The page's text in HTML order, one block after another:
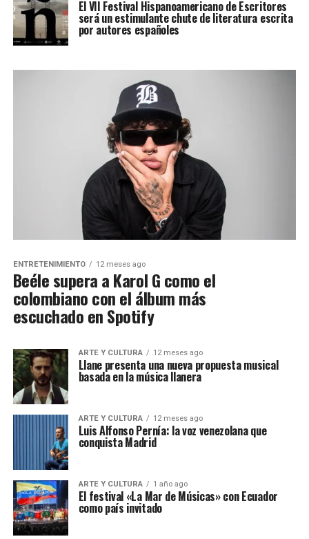
El VII Festival Hispanoamericano de Escritores
será un estimulante chute de literatura escrita
por autores españoles
ENTRETENIMIENTO 12 meses ago
Beéle supera a Karol G como el
colombiano con el álbum más
escuchado en Spotify
ARTE Y CULTURA 12 meses ago
Llane presenta una nueva propuesta musical
basada en la música llanera
ARTE Y CULTURA 12 meses ago
Luis Alfonso Pernía: la voz venezolana que
conquista Madrid
ARTE Y CULTURA 1 año ago
El festival «La Mar de Músicas» con Ecuador
como país invitado